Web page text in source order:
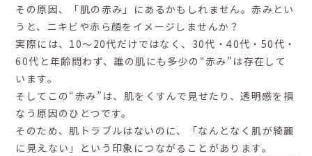
その原因、「肌の赤み」にあるかもしれません。赤みとい
うと、ニキビや赤ら顔をイメージしませんか？
実際には、10〜20代だけではなく、30代・40代・50代・
60代と年齢問わず、誰の肌にも多少の“赤み”は存在して
います。
そしてこの“赤み”は、肌をくすんで見せたり、透明感を損
なう原因のひとつです。
そのため、肌トラブルはないのに、「なんとなく肌が綺麗
に見えない」という印象につながることがあります。